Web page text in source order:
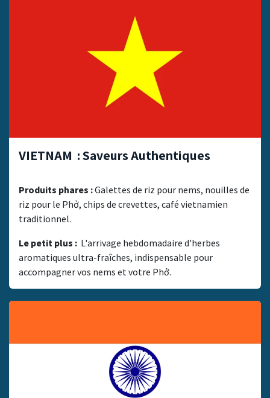
VIETNAM : Saveurs Authentiques
Produits phares :Galettes de riz pour nems, nouilles de
riz pour le Phở, chips de crevettes, café vietnamien
traditionnel.
Le petit plus : L'arrivage hebdomadaire d'herbes
aromatiques ultra-fraîches, indispensable pour
accompagner vos nems et votre Phở.